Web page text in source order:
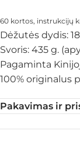
60 kortos, instrukcijų
Dėžutės dydis:
Svoris: 435 g.
Pagaminta
100% originalus
Pakavimas ir